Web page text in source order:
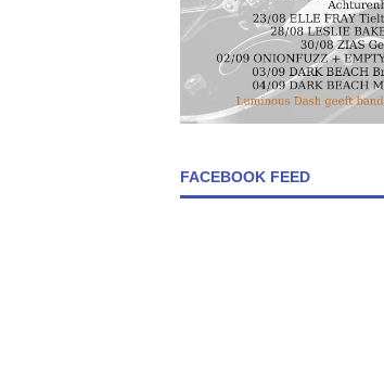
FACEBOOK FEED